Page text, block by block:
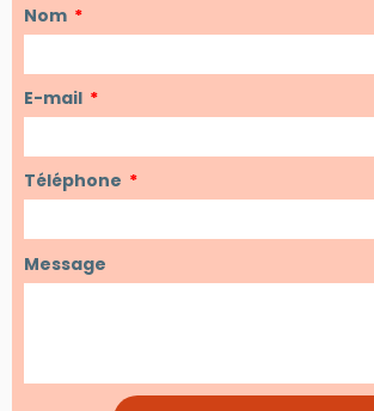
Nom
E-mail
Téléphone
Message